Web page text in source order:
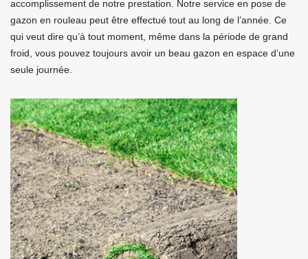
accomplissement de notre prestation. Notre service en pose de
gazon en rouleau peut être effectué tout au long de l’année. Ce
qui veut dire qu’à tout moment, même dans la période de grand
froid, vous pouvez toujours avoir un beau gazon en espace d’une
seule journée.